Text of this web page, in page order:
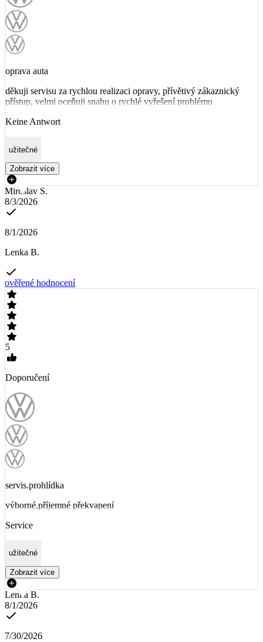
oprava auta
děkuji servisu za rychlou realizaci opravy, přívětivý zákaznický
přístup, velmi oceňuji snahu o rychlé vyřešení problému
Keine Antwort
užitečné
Zobrazit více
Miroslav S.
8/3/2026
8/1/2026
Lenka B.
ověřené hodnocení
5
Doporučení
servis.prohlídka
výborné,příjemné překvapení
Service
užitečné
Zobrazit více
Lenka B.
8/1/2026
7/30/2026